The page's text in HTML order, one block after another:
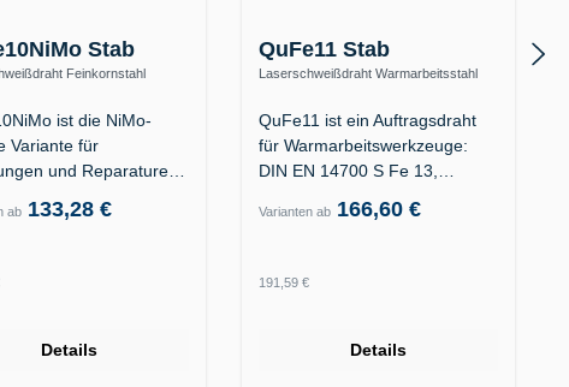
Stab
Feinkornstahl
ist die NiMo-
Variante für
und Reparaturen
ab 133,28 €
Preis:
Details
QuFe11 Stab
Laserschweißdraht Warmarbeitsstahl
QuFe11 ist ein Auftragsdraht
für Warmarbeitswerkzeuge:
DIN EN 14700 S Fe 13,…
Varianten ab 166,60 €
Regulärer Preis:
191,59 €
Details